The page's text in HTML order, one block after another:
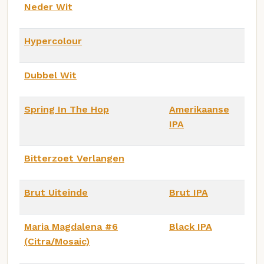
Neder Wit
Hypercolour
Dubbel Wit
Spring In The Hop
Amerikaanse
IPA
Bitterzoet Verlangen
Brut Uiteinde Brut IPA
Maria Magdalena #6
(Citra/Mosaic)
Black IPA